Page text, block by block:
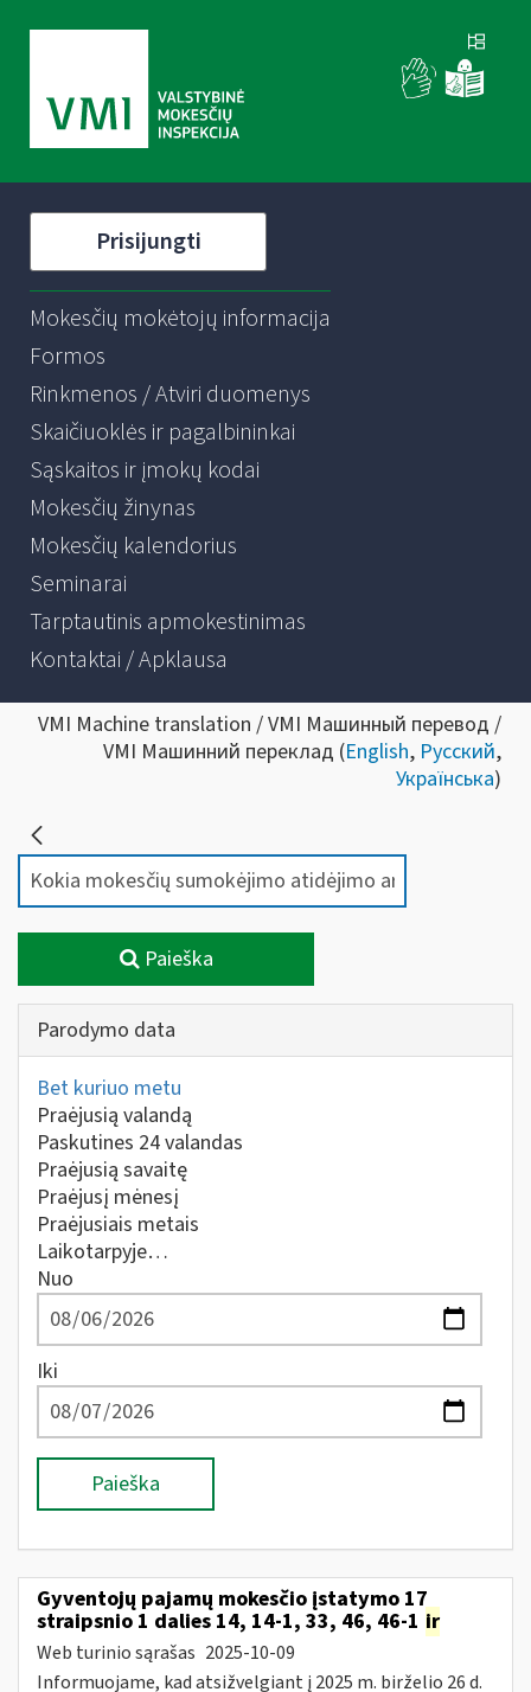
Prisijungti
Mokesčių mokėtojų informacija
Formos
Rinkmenos / Atviri duomenys
Skaičiuoklės ir pagalbininkai
Sąskaitos ir įmokų kodai
Mokesčių žinynas
Mokesčių kalendorius
Seminarai
Tarptautinis apmokestinimas
Kontaktai / Apklausa
VMI Machine translation / VMI Машинный перевод /
VMI Машинний переклад (English, Русский,
Українська)
Paieška
Parodymo data
Bet kuriuo metu
Praėjusią valandą
Paskutines 24 valandas
Praėjusią savaitę
Praėjusį mėnesį
Praėjusiais metais
Laikotarpyje…
Nuo
Iki
Paieška
Gyventojų pajamų mokesčio įstatymo 17
straipsnio 1 dalies 14, 14-1, 33, 46, 46-1 ir
Web turinio sąrašas 2025-10-09
Informuojame, kad atsižvelgiant į 2025 m. birželio 26 d.